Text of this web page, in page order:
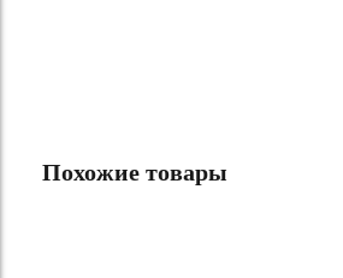
Похожие товары